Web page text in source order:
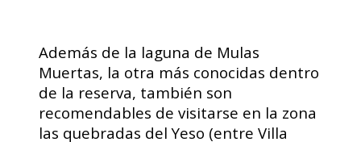
Además de la laguna de Mulas
Muertas, la otra más conocidas dentro
de la reserva, también son
recomendables de visitarse en la zona
las quebradas del Yeso (entre Villa